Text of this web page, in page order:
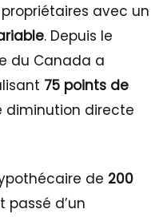
avec un
. Depuis le
du Canada a
75 points de
diminution directe
de 200
passé d’un